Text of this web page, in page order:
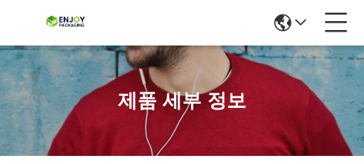
제품 세부 정보